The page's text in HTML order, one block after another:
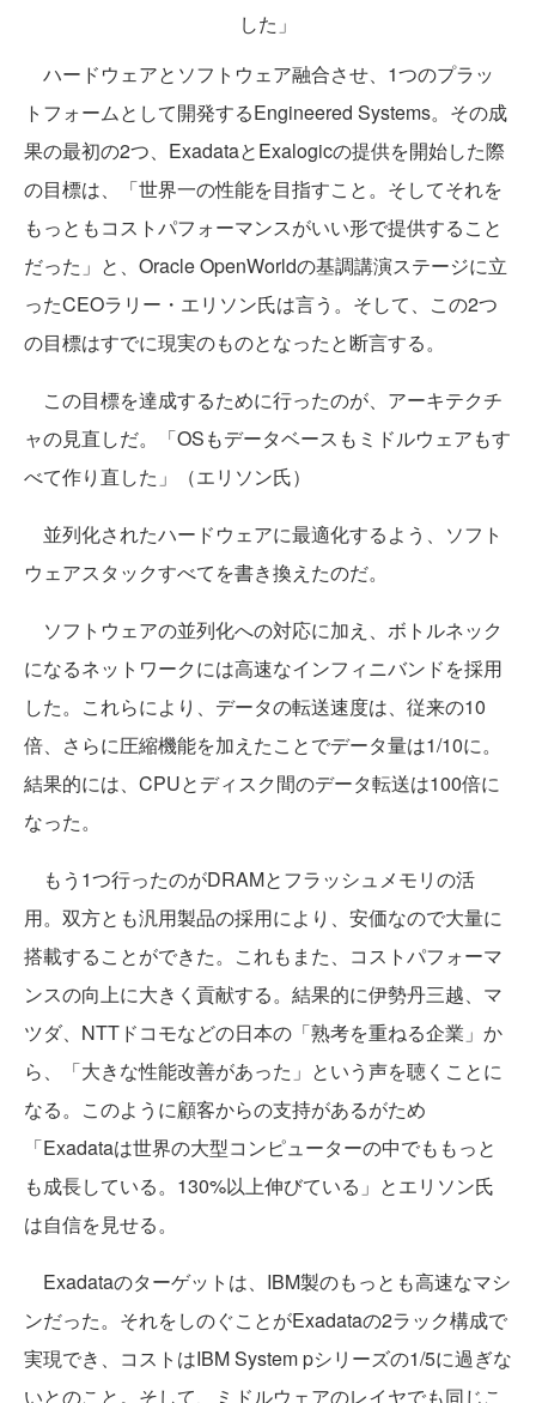
した」
ハードウェアとソフトウェア融合させ、1つのプラッ
トフォームとして開発するEngineered Systems。その成
果の最初の2つ、ExadataとExalogicの提供を開始した際
の目標は、「世界一の性能を目指すこと。そしてそれを
もっともコストパフォーマンスがいい形で提供すること
だった」と、Oracle OpenWorldの基調講演ステージに立
ったCEOラリー・エリソン氏は言う。そして、この2つ
の目標はすでに現実のものとなったと断言する。
この目標を達成するために行ったのが、アーキテクチ
ャの見直しだ。「OSもデータベースもミドルウェアもす
べて作り直した」（エリソン氏）
並列化されたハードウェアに最適化するよう、ソフト
ウェアスタックすべてを書き換えたのだ。
ソフトウェアの並列化への対応に加え、ボトルネック
になるネットワークには高速なインフィニバンドを採用
した。これらにより、データの転送速度は、従来の10
倍、さらに圧縮機能を加えたことでデータ量は1/10に。
結果的には、CPUとディスク間のデータ転送は100倍に
なった。
もう1つ行ったのがDRAMとフラッシュメモリの活
用。双方とも汎用製品の採用により、安価なので大量に
搭載することができた。これもまた、コストパフォーマ
ンスの向上に大きく貢献する。結果的に伊勢丹三越、マ
ツダ、NTTドコモなどの日本の「熟考を重ねる企業」か
ら、「大きな性能改善があった」という声を聴くことに
なる。このように顧客からの支持があるがため
「Exadataは世界の大型コンピューターの中でももっと
も成長している。130%以上伸びている」とエリソン氏
は自信を見せる。
Exadataのターゲットは、IBM製のもっとも高速なマシ
ンだった。それをしのぐことがExadataの2ラック構成で
実現でき、コストはIBM System pシリーズの1/5に過ぎな
いとのこと。そして、ミドルウェアのレイヤでも同じこ